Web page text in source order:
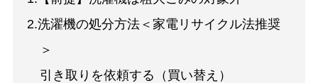
2.洗濯機の処分方法＜家電リサイクル法推奨
＞
引き取りを依頼する（買い替え）